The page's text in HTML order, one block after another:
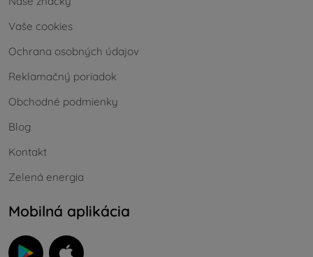
Vaše cookies
Ochrana osobných údajov
Reklamačný poriadok
Obchodné podmienky
Blog
Kontakt
Zelená energia
Mobilná aplikácia